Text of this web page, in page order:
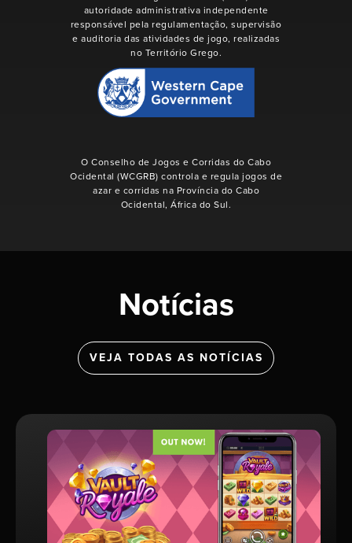
autoridade administrativa independente
responsável pela regulamentação, supervisão
e auditoria das atividades de jogo, realizadas
no Território Grego.
O Conselho de Jogos e Corridas do Cabo
Ocidental (WCGRB) controla e regula jogos de
azar e corridas na Província do Cabo
Ocidental, África do Sul.
Notícias
VEJA TODAS AS NOTÍCIAS